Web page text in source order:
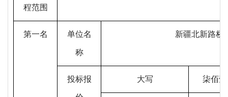
程范围
第一名 单位名
称
新疆北新路桥
投标报 大写 柒佰